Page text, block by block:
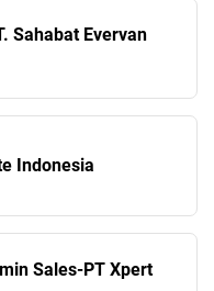
Sahabat Evervan
Indonesia
Sales-PT Xpert